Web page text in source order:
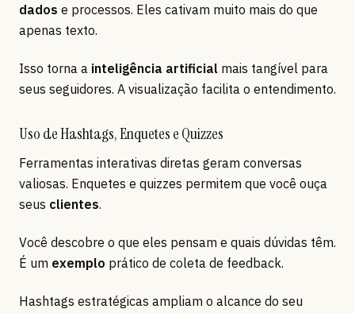
dados e processos. Eles cativam muito mais do que
apenas texto.
Isso torna a inteligência artificial mais tangível para
seus seguidores. A visualização facilita o entendimento.
Uso de Hashtags, Enquetes e Quizzes
Ferramentas interativas diretas geram conversas
valiosas. Enquetes e quizzes permitem que você ouça
seus clientes.
Você descobre o que eles pensam e quais dúvidas têm.
É um exemplo prático de coleta de feedback.
Hashtags estratégicas ampliam o alcance do seu